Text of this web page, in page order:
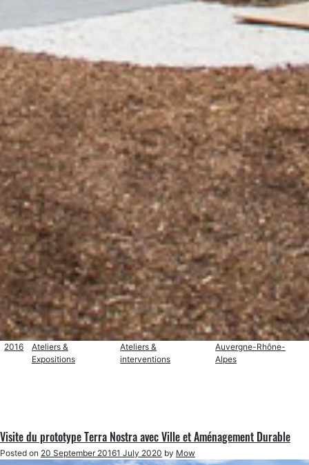
2016
Ateliers &
Expositions
Ateliers &
interventions
Auvergne-Rhône-
Alpes
Visite du prototype Terra Nostra avec Ville et Aménagement Durable
Posted on 20 September 20161 July 2020 by Mow